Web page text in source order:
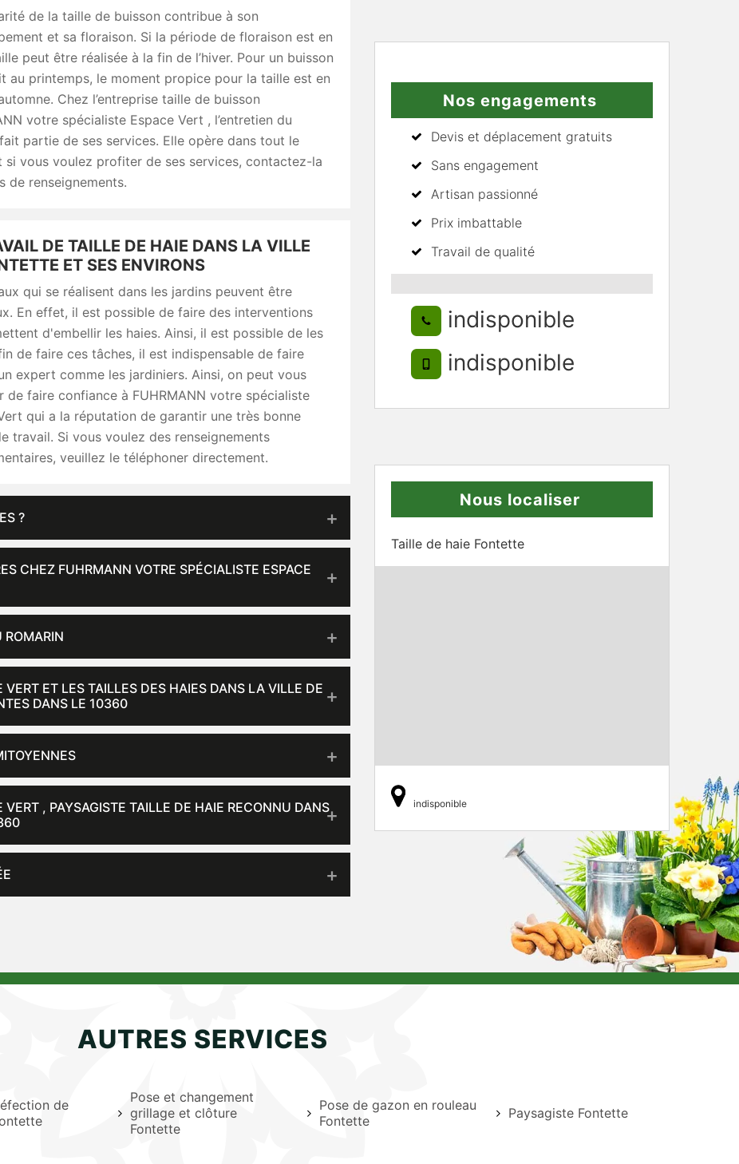
de la taille de buisson contribue à son
et sa floraison. Si la période de floraison est en
peut être réalisée à la fin de l’hiver. Pour un buisson
au printemps, le moment propice pour la taille est en
Chez l’entreprise taille de buisson
votre spécialiste Espace Vert , l’entretien du
partie de ses services. Elle opère dans tout le
si vous voulez profiter de ses services, contactez-la
de renseignements.
DE TAILLE DE HAIE DANS LA VILLE
ET SES ENVIRONS
qui se réalisent dans les jardins peuvent être
En effet, il est possible de faire des interventions
d'embellir les haies. Ainsi, il est possible de les
de faire ces tâches, il est indispensable de faire
expert comme les jardiniers. Ainsi, on peut vous
de faire confiance à FUHRMANN votre spécialiste
qui a la réputation de garantir une très bonne
travail. Si vous voulez des renseignements
veuillez le téléphoner directement.
?
CHEZ FUHRMANN VOTRE SPÉCIALISTE ESPACE
ROMARIN
ET LES TAILLES DES HAIES DANS LA VILLE DE
DANS LE 10360
, PAYSAGISTE TAILLE DE HAIE RECONNU DANS
Nos engagements
Devis et déplacement gratuits
Sans engagement
Artisan passionné
Prix imbattable
Travail de qualité
indisponible
indisponible
Nous localiser
Taille de haie Fontette
indisponible
AUTRES SERVICES
de
Pose et changement
grillage et clôture
Fontette
Pose de gazon en rouleau
Fontette
Paysagiste Fontette